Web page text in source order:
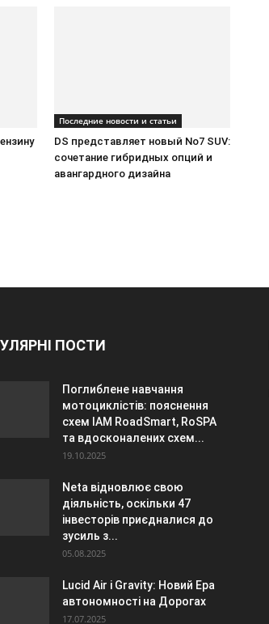
Последние новости и статьи
DS представляет новый No7 SUV:
сочетание гибридных опций и
авангардного дизайна
ПОСТИ
Поглиблене навчання
мотоциклістів: пояснення
схем IAM RoadSmart, RoSPA
та вдосконалених схем...
19.10.2025
Neta відновлює свою
діяльність, оскільки 47
інвесторів приєдналися до
зусиль з...
05.08.2025
Lucid Air і Gravity: Новий Ера
автономності на Дорогах
17.07.2025